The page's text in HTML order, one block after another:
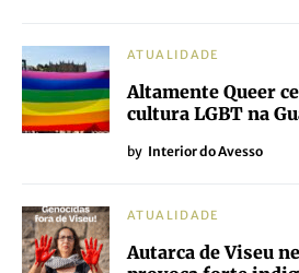
ATUALIDADE
Altamente Queer
cultura LGBT na
by Interior do Avesso
ATUALIDADE
Autarca de Viseu